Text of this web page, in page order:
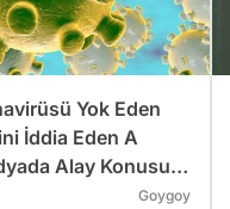
Yok Eden
İddia Eden A
Alay Konusu
Goygoy